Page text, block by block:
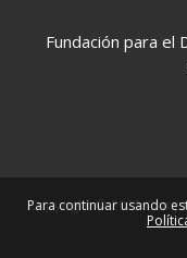
Fundación para el
Copyright © 2025
Para continuar usando